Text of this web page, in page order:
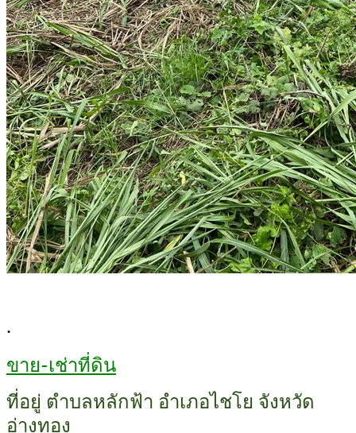
.
ขาย-เช่าที่ดิน
ที่อยู่ ตำบลหลักฟ้า อำเภอไชโย จังหวัด
อ่างทอง